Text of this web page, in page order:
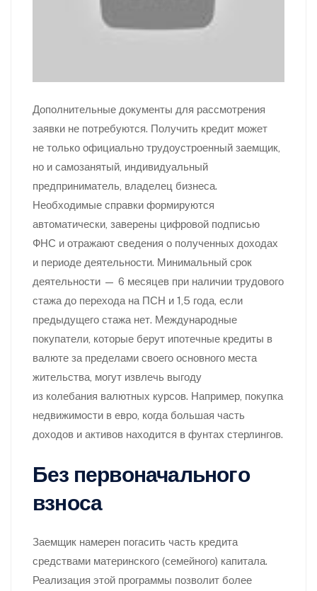
Дополнительные документы для рассмотрения
заявки не потребуются. Получить кредит может
не только официально трудоустроенный заемщик,
но и самозанятый, индивидуальный
предприниматель, владелец бизнеса.
Необходимые справки формируются
автоматически, заверены цифровой подписью
ФНС и отражают сведения о полученных доходах
и периоде деятельности. Минимальный срок
деятельности — 6 месяцев при наличии трудового
стажа до перехода на ПСН и 1,5 года, если
предыдущего стажа нет. Международные
покупатели, которые берут ипотечные кредиты в
валюте за пределами своего основного места
жительства, могут извлечь выгоду
из колебания валютных курсов. Например, покупка
недвижимости в евро, когда большая часть
доходов и активов находится в фунтах стерлингов.
Без первоначального
взноса
Заемщик намерен погасить часть кредита
средствами материнского (семейного) капитала.
Реализация этой программы позволит более